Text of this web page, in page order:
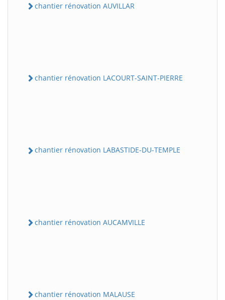
chantier rénovation AUVILLAR
chantier rénovation LACOURT-SAINT-PIERRE
chantier rénovation LABASTIDE-DU-TEMPLE
chantier rénovation AUCAMVILLE
chantier rénovation MALAUSE